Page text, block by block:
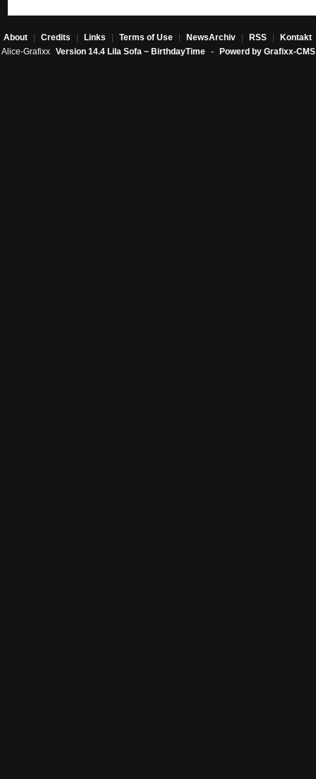
About Credits Links Terms of Use NewsArchiv RSS Kontakt
Alice-Grafixx Version 14.4 Lila Sofa ~ BirthdayTime - Powerd by Grafixx-CMS